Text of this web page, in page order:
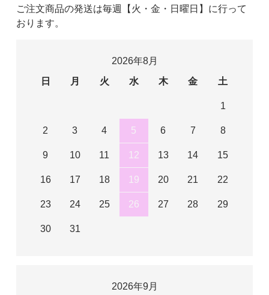
ご注文商品の発送は毎週【火・金・日曜日】に行って
おります。
2026年8月
日
月 火 水 木 金 土
1
2 3 4 5 6 7 8
9 10 11 12 13 14 15
16 17 18 19 20 21 22
23 24 25 26 27 28 29
30 31
2026年9月